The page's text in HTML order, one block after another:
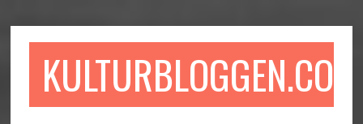
till
till
sidofältet
till
KULTURBLOGGEN.COM